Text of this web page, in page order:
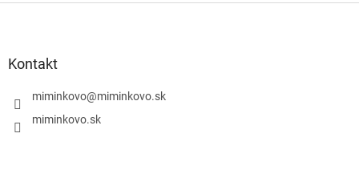
Kontakt
miminkovo@miminkovo.sk
miminkovo.sk